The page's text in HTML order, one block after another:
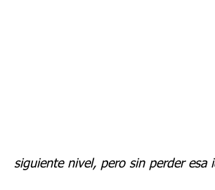
siguiente nivel, pero sin perder esa